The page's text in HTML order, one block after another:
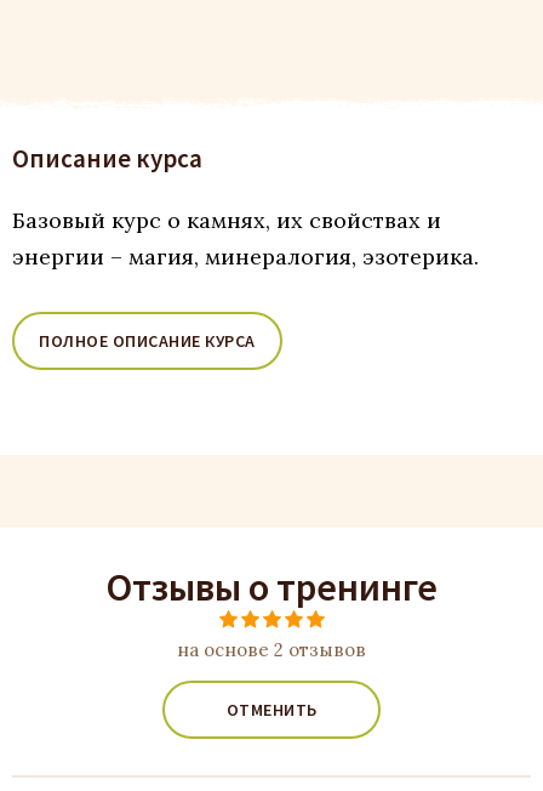
Описание курса
Базовый курс о камнях, их свойствах и
энергии – магия, минералогия, эзотерика.
ПОЛНОЕ ОПИСАНИЕ КУРСА
Отзывы о тренинге
на основе 2 отзывов
ОТМЕНИТЬ